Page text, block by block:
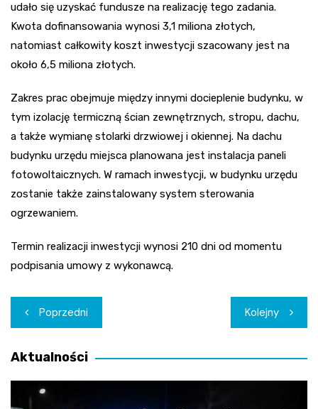
udało się uzyskać fundusze na realizację tego zadania.
Kwota dofinansowania wynosi 3,1 miliona złotych,
natomiast całkowity koszt inwestycji szacowany jest na
około 6,5 miliona złotych.
Zakres prac obejmuje między innymi docieplenie budynku, w
tym izolację termiczną ścian zewnętrznych, stropu, dachu,
a także wymianę stolarki drzwiowej i okiennej. Na dachu
budynku urzędu miejsca planowana jest instalacja paneli
fotowoltaicznych. W ramach inwestycji, w budynku urzędu
zostanie także zainstalowany system sterowania
ogrzewaniem.
Termin realizacji inwestycji wynosi 210 dni od momentu
podpisania umowy z wykonawcą.
Nawigacja
wpisu
Poprzedni Kolejny
Aktualności